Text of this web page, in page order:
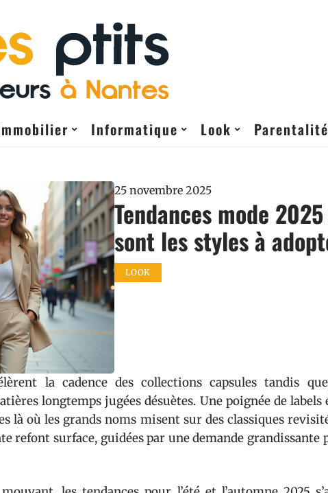
Informatique Look Parentalité
25 novembre 2025
Tendances mode
sont les styles à
LOOK
la cadence des collections capsules tandis
longtemps jugées désuètes. Une poignée de
là où les grands noms misent sur des classiques
refont surface, guidées par une demande grandissante